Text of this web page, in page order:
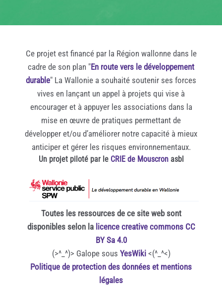
Ce projet est financé par la Région wallonne dans le
cadre de son plan "En route vers le développement
durable" La Wallonie a souhaité soutenir ses forces
vives en lançant un appel à projets qui vise à
encourager et à appuyer les associations dans la
mise en œuvre de pratiques permettant de
développer et/ou d’améliorer notre capacité à mieux
anticiper et gérer les risques environnementaux.
Un projet piloté par le CRIE de Mouscronasbl
Toutes les ressources de ce site web sont
disponibles selon la licence creative commons CC
BY Sa 4.0
(>^_^)> Galope sous YesWiki<(^_^<)
Politique de protection des données et mentions
légales